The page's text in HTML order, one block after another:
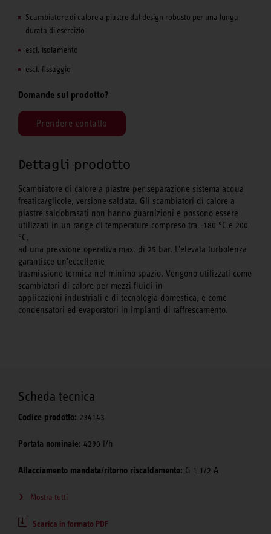
Scambiatore di calore a piastre dal design robusto per una lunga
durata di esercizio
escl. isolamento
escl. fissaggio
Domande sul prodotto?
Prendere contatto
Dettagli prodotto
Scambiatore di calore a piastre per separazione sistema acqua
freatica/glicole, versione saldata. Gli scambiatori di calore a
piastre saldobrasati non hanno guarnizioni e possono essere
utilizzati in un range di temperature compreso tra -180 °C e 200
°C,
ad una pressione operativa max. di 25 bar. L'elevata turbolenza
garantisce un'eccellente
trasmissione termica nel minimo spazio. Vengono utilizzati come
scambiatori di calore per mezzi fluidi in
applicazioni industriali e di tecnologia domestica, e come
condensatori ed evaporatori in impianti di raffrescamento.
Scheda tecnica
Codice prodotto: 234143
Portata nominale: 4290 l/h
Allacciamento mandata/ritorno riscaldamento: G 1 1/2 A
Mostra tutti
Scarica in formato PDF